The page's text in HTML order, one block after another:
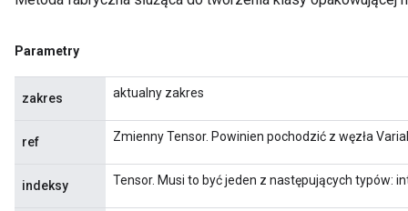
Parametry
zakres aktualny zakres
ref Zmienny Tensor. Powinien pochodzić z węzła
indeksy Tensor. Musi to być jeden z następujących typów: